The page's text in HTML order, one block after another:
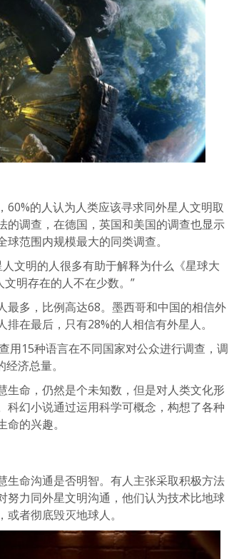
的人认为人类应该寻求同外星人文明取
的调查，在德国，英国和美国的调查也显示
范围内规模最大的同类调查。
文明的人很多有助于解释为什么《星球大
明存在的人不在少数。”
最多，比例高达68。墨西哥和中国的相信外
在最后，只有28%的人相信有外星人。
用15种语言在不同国家对公众进行调查，调
济总量。
命，仍然是个未知数，但是对人类文化形
科幻小说通过运用科学可概念，构想了各种
的兴趣。
生命沟通是否明智。有人主张采取积极方法
努力同外星文明沟通，他们认为技术比地球
者彻底毁灭地球人。